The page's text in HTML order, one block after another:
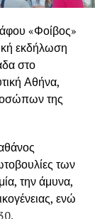
«Φοίβος»
εκδήλωση
στο
Αθήνα,
της
των
την άμυνα,
ενώ